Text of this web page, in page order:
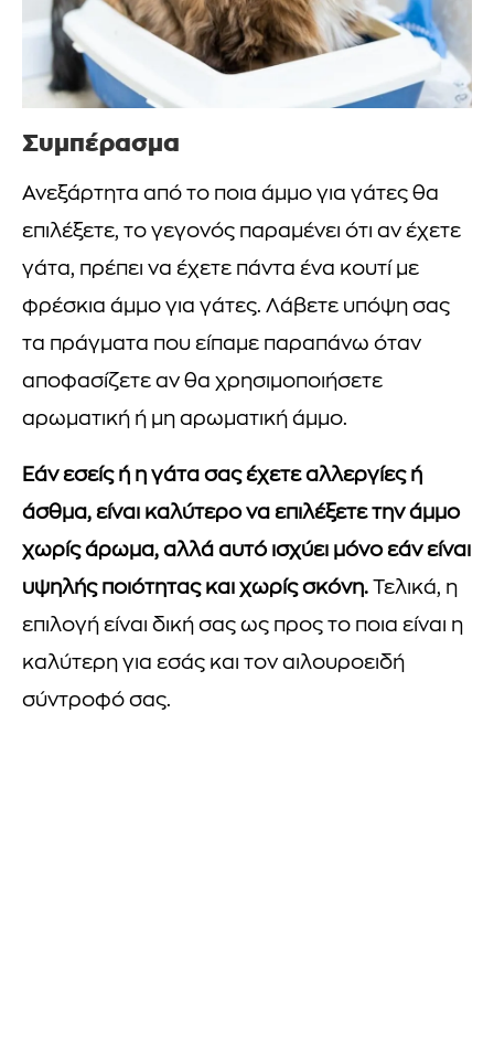
Συμπέρασμα
Ανεξάρτητα από το ποια άμμο για γάτες θα
επιλέξετε, το γεγονός παραμένει ότι αν έχετε
γάτα, πρέπει να έχετε πάντα ένα κουτί με
φρέσκια άμμο για γάτες. Λάβετε υπόψη σας
τα πράγματα που είπαμε παραπάνω όταν
αποφασίζετε αν θα χρησιμοποιήσετε
αρωματική ή μη αρωματική άμμο.
Εάν εσείς ή η γάτα σας έχετε αλλεργίες ή
άσθμα, είναι καλύτερο να επιλέξετε την άμμο
χωρίς άρωμα, αλλά αυτό ισχύει μόνο εάν είναι
υψηλής ποιότητας και χωρίς σκόνη. Τελικά, η
επιλογή είναι δική σας ως προς το ποια είναι η
καλύτερη για εσάς και τον αιλουροειδή
σύντροφό σας.